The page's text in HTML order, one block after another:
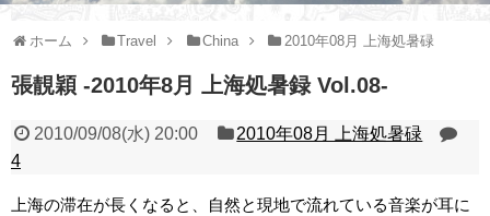
ホーム Travel China 2010年08月 上海処暑碌
張靚穎 -2010年8月 上海処暑録 Vol.08-
2010/09/08(水) 20:00
2010年08月 上海処暑碌
4
上海の滞在が長くなると、自然と現地で流れている音楽が耳に